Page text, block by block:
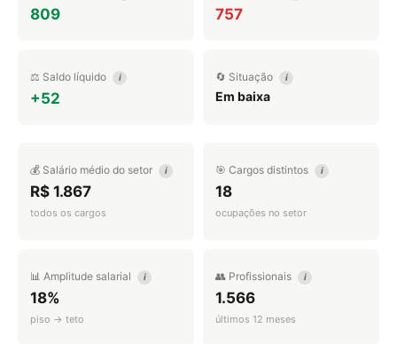
809 757
⚖️ Saldo líquido i
+52
🔄 Situação i
Em baixa
💰 Salário médio do setor i
R$ 1.867
todos os cargos
🎯 Cargos distintos i
18
ocupações no setor
📊 Amplitude salarial i
18%
piso → teto
👥 Profissionais i
1.566
últimos 12 meses